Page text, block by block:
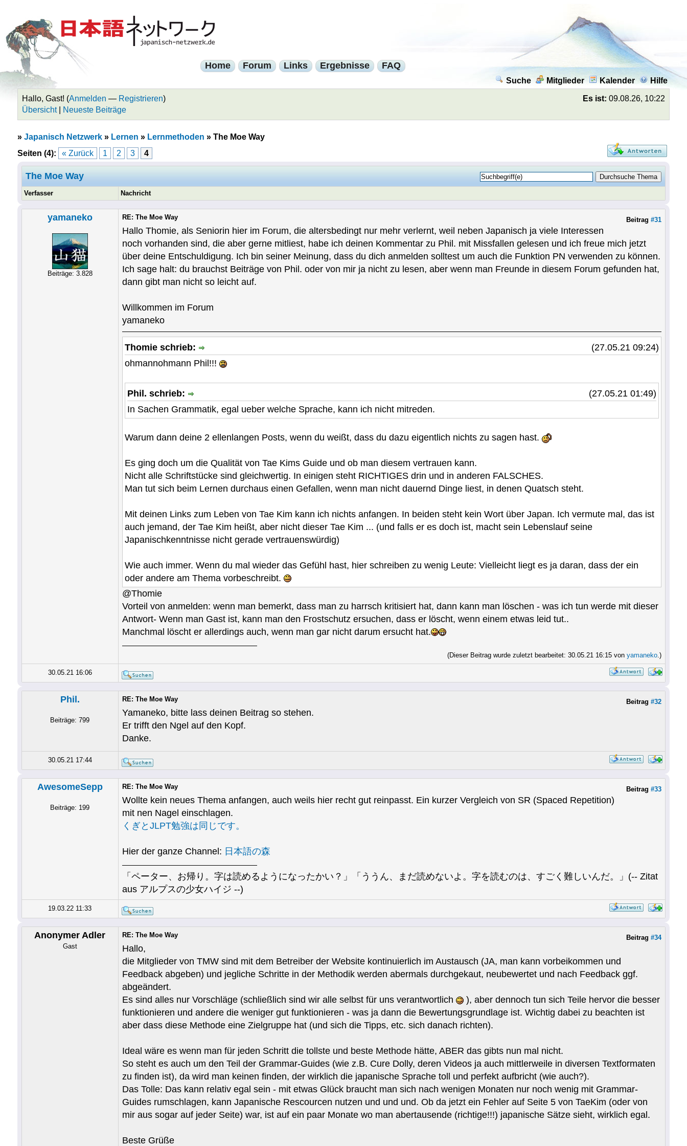
Home Forum Links Ergebnisse FAQ
Suche Mitglieder Kalender Hilfe
Es ist: 09.08.26, 10:22
Hallo, Gast! (Anmelden — Registrieren)
Übersicht| Neueste Beiträge
» Japanisch Netzwerk» Lernen » Lernmethoden » The Moe Way
Seiten (4):
« Zurück 1 2 3 4
The Moe Way
Verfasser Nachricht
yamaneko
Beiträge: 3.828
Beitrag #31
RE: The Moe Way
Hallo Thomie, als Seniorin hier im Forum, die altersbedingt nur mehr verlernt, weil neben Japanisch ja viele Interessen
noch vorhanden sind, die aber gerne mitliest, habe ich deinen Kommentar zu Phil. mit Missfallen gelesen und ich freue mich jetzt
über deine Entschuldigung. Ich bin seiner Meinung, dass du dich anmelden solltest um auch die Funktion PN verwenden zu können.
Ich sage halt: du brauchst Beiträge von Phil. oder von mir ja nicht zu lesen, aber wenn man Freunde in diesem Forum gefunden hat,
dann gibt man nicht so leicht auf.
Willkommen im Forum
yamaneko
(27.05.21 09:24)
Thomie schrieb:
ohmannohmann Phil!!!
(27.05.21 01:49)
Phil. schrieb:
In Sachen Grammatik, egal ueber welche Sprache, kann ich nicht mitreden.
Warum dann deine 2 ellenlangen Posts, wenn du weißt, dass du dazu eigentlich nichts zu sagen hast.
Es ging doch um die Qualität von Tae Kims Guide und ob man diesem vertrauen kann.
Nicht alle Schriftstücke sind gleichwertig. In einigen steht RICHTIGES drin und in anderen FALSCHES.
Man tut sich beim Lernen durchaus einen Gefallen, wenn man nicht dauernd Dinge liest, in denen Quatsch steht.
Mit deinen Links zum Leben von Tae Kim kann ich nichts anfangen. In beiden steht kein Wort über Japan. Ich vermute mal, das ist
auch jemand, der Tae Kim heißt, aber nicht dieser Tae Kim ... (und falls er es doch ist, macht sein Lebenslauf seine
Japanischkenntnisse nicht gerade vertrauenswürdig)
Wie auch immer. Wenn du mal wieder das Gefühl hast, hier schreiben zu wenig Leute: Vielleicht liegt es ja daran, dass der ein
oder andere am Thema vorbeschreibt.
@Thomie
Vorteil von anmelden: wenn man bemerkt, dass man zu harrsch kritisiert hat, dann kann man löschen - was ich tun werde mit dieser
Antwort- Wenn man Gast ist, kann man den Frostschutz ersuchen, dass er löscht, wenn einem etwas leid tut..
Manchmal löscht er allerdings auch, wenn man gar nicht darum ersucht hat.
(Dieser Beitrag wurde zuletzt bearbeitet: 30.05.21 16:15 von yamaneko.)
30.05.21 16:06
Phil.
Beiträge: 799
Beitrag #32
RE: The Moe Way
Yamaneko, bitte lass deinen Beitrag so stehen.
Er trifft den Ngel auf den Kopf.
Danke.
30.05.21 17:44
AwesomeSepp
Beiträge: 199
Beitrag #33
RE: The Moe Way
Wollte kein neues Thema anfangen, auch weils hier recht gut reinpasst. Ein kurzer Vergleich von SR (Spaced Repetition)
mit nen Nagel einschlagen.
くぎとJLPT勉強は同じです。
Hier der ganze Channel: 日本語の森
「ペーター、お帰り。字は読めるようになったかい？」「ううん、まだ読めないよ。字を読むのは、すごく難しいんだ。」(-- Zitat
aus アルプスの少女ハイジ --)
19.03.22 11:33
Anonymer Adler
Gast
Beitrag #34
RE: The Moe Way
Hallo,
die Mitglieder von TMW sind mit dem Betreiber der Website kontinuierlich im Austausch (JA, man kann vorbeikommen und
Feedback abgeben) und jegliche Schritte in der Methodik werden abermals durchgekaut, neubewertet und nach Feedback ggf.
abgeändert.
Es sind alles nur Vorschläge (schließlich sind wir alle selbst für uns verantwortlich
), aber dennoch tun sich Teile hervor die besser
funktionieren und andere die weniger gut funktionieren - was ja dann die Bewertungsgrundlage ist. Wichtig dabei zu beachten ist
aber dass diese Methode eine Zielgruppe hat (und sich die Tipps, etc. sich danach richten).
Ideal wäre es wenn man für jeden Schritt die tollste und beste Methode hätte, ABER das gibts nun mal nicht.
So steht es auch um den Teil der Grammar-Guides (wie z.B. Cure Dolly, deren Videos ja auch mittlerweile in diversen Textformaten
zu finden ist), da wird man keinen finden, der wirklich die japanische Sprache toll und perfekt aufbricht (wie auch?).
Das Tolle: Das kann relativ egal sein - mit etwas Glück braucht man sich nach wenigen Monaten nur noch wenig mit Grammar-
Guides rumschlagen, kann Japanische Rescourcen nutzen und und und. Ob da jetzt ein Fehler auf Seite 5 von TaeKim (oder von
mir aus sogar auf jeder Seite) war, ist auf ein paar Monate wo man abertausende (richtige!!!) japanische Sätze sieht, wirklich egal.
Beste Grüße